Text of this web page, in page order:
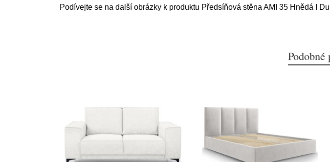
Podívejte se na další obrázky k produktu Předsíňová stěna AMI 35 Hnědá I